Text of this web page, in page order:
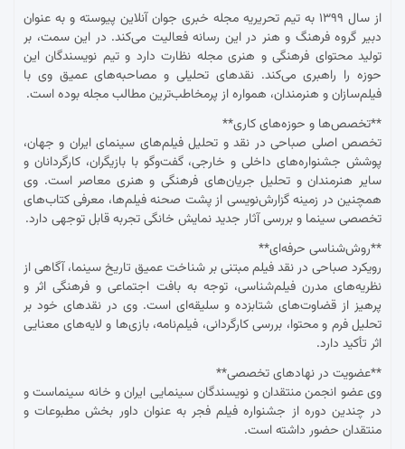
از سال ۱۳۹۹ به تیم تحریریه مجله خبری جوان آنلاین پیوسته و به عنوان
دبیر گروه فرهنگ و هنر در این رسانه فعالیت می‌کند. در این سمت، بر
تولید محتوای فرهنگی و هنری مجله نظارت دارد و تیم نویسندگان این
حوزه را راهبری می‌کند. نقدهای تحلیلی و مصاحبه‌های عمیق وی با
فیلم‌سازان و هنرمندان، همواره از پرمخاطب‌ترین مطالب مجله بوده است.
**تخصص‌ها و حوزه‌های کاری**
تخصص اصلی صباحی در نقد و تحلیل فیلم‌های سینمای ایران و جهان،
پوشش جشنواره‌های داخلی و خارجی، گفت‌وگو با بازیگران، کارگردانان و
سایر هنرمندان و تحلیل جریان‌های فرهنگی و هنری معاصر است. وی
همچنین در زمینه گزارش‌نویسی از پشت صحنه فیلم‌ها، معرفی کتاب‌های
تخصصی سینما و بررسی آثار جدید نمایش خانگی تجربه قابل توجهی دارد.
**روش‌شناسی حرفه‌ای**
رویکرد صباحی در نقد فیلم مبتنی بر شناخت عمیق تاریخ سینما، آگاهی از
نظریه‌های مدرن فیلم‌شناسی، توجه به بافت اجتماعی و فرهنگی اثر و
پرهیز از قضاوت‌های شتابزده و سلیقه‌ای است. وی در نقدهای خود بر
تحلیل فرم و محتوا، بررسی کارگردانی، فیلم‌نامه، بازی‌ها و لایه‌های معنایی
اثر تأکید دارد.
**عضویت در نهادهای تخصصی**
وی عضو انجمن منتقدان و نویسندگان سینمایی ایران و خانه سینماست و
در چندین دوره از جشنواره فیلم فجر به عنوان داور بخش مطبوعات و
منتقدان حضور داشته است.